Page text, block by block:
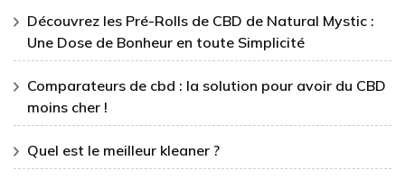
Découvrez les Pré-Rolls de CBD de Natural Mystic :
Une Dose de Bonheur en toute Simplicité
Comparateurs de cbd : la solution pour avoir du CBD
moins cher !
Quel est le meilleur kleaner ?